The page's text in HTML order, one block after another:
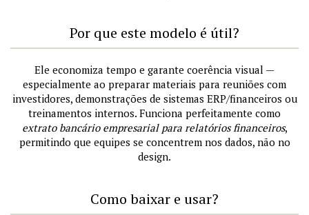
Por que este modelo é útil?
Ele economiza tempo e garante coerência visual —
especialmente ao preparar materiais para reuniões com
investidores, demonstrações de sistemas ERP/financeiros ou
treinamentos internos. Funciona perfeitamente como
extrato bancário empresarial para relatórios financeiros,
permitindo que equipes se concentrem nos dados, não no
design.
Como baixar e usar?